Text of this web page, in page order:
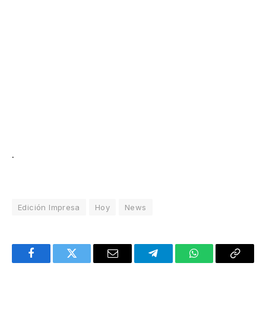
.
Edición Impresa Hoy News
FacebookTwitter Email TelegramWhatsAppCopy